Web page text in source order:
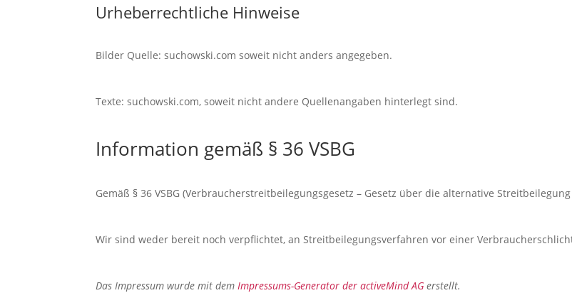
Urheberrechtliche Hinweise
Bilder Quelle: suchowski.com soweit nicht anders angegeben.
Texte: suchowski.com, soweit nicht andere Quellenangaben hinterlegt sind.
Information gemäß § 36 VSBG
Gemäß § 36 VSBG (Verbraucherstreitbeilegungsgesetz – Gesetz über die alternative
Wir sind weder bereit noch verpflichtet, an Streitbeilegungsverfahren vor einer
Das Impressum wurde mit dem Impressums-Generator der activeMind AG erstellt.